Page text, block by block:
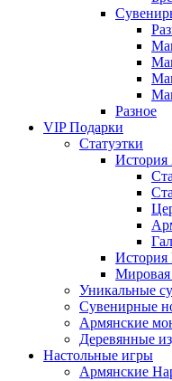
Разное
VIP Подарки
Статуэтки
История
Мировая
Уникальные
Сувенирные
Армянские
Деревянные
Настольные игры
Армянские